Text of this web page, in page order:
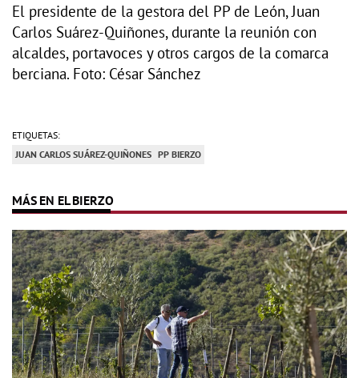
El presidente de la gestora del PP de León, Juan
Carlos Suárez-Quiñones, durante la reunión con
alcaldes, portavoces y otros cargos de la comarca
berciana. Foto: César Sánchez
ETIQUETAS:
JUAN CARLOS SUÁREZ-QUIÑONES PP BIERZO
MÁS EN EL BIERZO